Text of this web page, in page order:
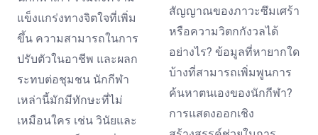
แข็งแกร่งทางจิตใจที่เพิ่ม
ขึ้น ความสามารถในการ
ปรับตัวในอาชีพ และผลก
ระทบต่อชุมชน นักกีฬา
เหล่านี้มักมีทักษะที่ไม่
เหมือนใคร เช่น วินัยและ
สัญญาณของภาวะซึมเศร้า
หรือความวิตกกังวลได้
อย่างไร? ข้อมูลที่หายากใด
บ้างที่สามารถเพิ่มพูนการ
ค้นหาตนเองของนักกีฬา?
การแสดงออกเชิง